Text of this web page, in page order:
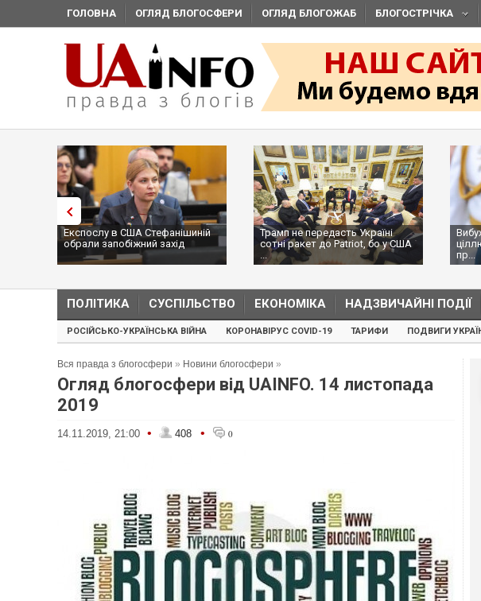
ГОЛОВНА ОГЛЯД БЛОГОСФЕРИ ОГЛЯД БЛОГОЖАБ БЛОГОСТРІЧКА
Експослу в США Стефанішиній
обрали запобіжний захід
Трамп не передасть Україні
сотні ракет до Patriot, бо у США
...
пр...
ПОЛІТИКА СУСПІЛЬСТВО ЕКОНОМІКА НАДЗВИЧАЙНІ ПОДІЇ
РОСІЙСЬКО-УКРАЇНСЬКА ВІЙНА КОРОНАВІРУС COVID-19 ТАРИФИ ПОДВИГИ
Вся правда з блогосфери » Новини блогосфери »
Огляд блогосфери від UAINFO. 14 листопада
2019
14.11.2019, 21:00 • 408 • 0